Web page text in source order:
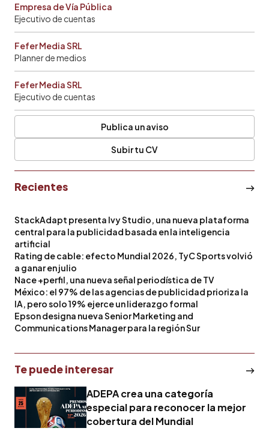
Empresa de Vía Pública
Ejecutivo de cuentas
Fefer Media SRL
Planner de medios
Fefer Media SRL
Ejecutivo de cuentas
Publica un aviso
Subir tu CV
Recientes
StackAdapt presenta Ivy Studio, una nueva plataforma
central para la publicidad basada en la inteligencia
artificial
Rating de cable: efecto Mundial 2026, TyC Sports volvió
a ganar en julio
Nace +perfil, una nueva señal periodística de TV
México: el 97% de las agencias de publicidad prioriza la
IA, pero solo 19% ejerce un liderazgo formal
Epson designa nueva Senior Marketing and
Communications Manager para la región Sur
Te puede interesar
ADEPA crea una categoría
especial para reconocer la mejor
cobertura del Mundial